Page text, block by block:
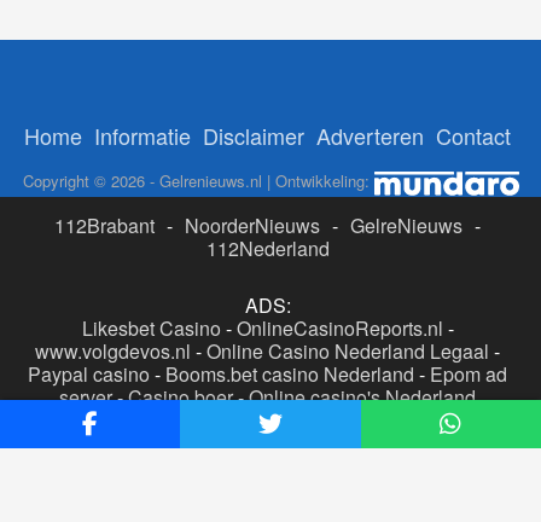
Home Informatie Disclaimer Adverteren Contact
Copyright © 2026 - Gelrenieuws.nl | Ontwikkeling:
112Brabant - NoorderNieuws - GelreNieuws -
112Nederland
ADS:
Likesbet Casino -OnlineCasinoReports.nl -
www.volgdevos.nl -Online Casino Nederland Legaal -
Paypal casino - Booms.bet casino Nederland - Epom ad
server-Casino boer-Online casino's Nederland